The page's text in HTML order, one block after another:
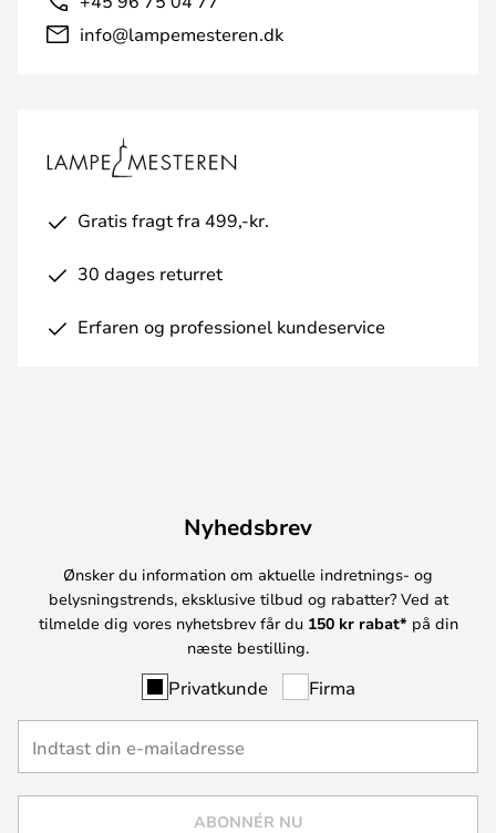
info@lampemesteren.dk
Gratis fragt fra 499,-kr.
30 dages returret
Erfaren og professionel kundeservice
Nyhedsbrev
Ønsker du information om aktuelle indretnings- og
belysningstrends, eksklusive tilbud og rabatter? Ved at
tilmelde dig vores nyhetsbrev får du 150 kr rabat* på din
næste bestilling.
Privatkunde Firma
ABONNÉR NU